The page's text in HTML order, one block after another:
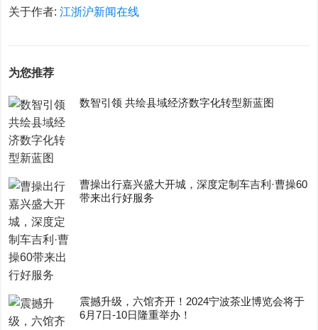
关于作者:江浙沪新闻在线
为您推荐
数智引领 共绘县域经济数字化转型新蓝图
曹操出行嘉兴盛大开城，深度定制车吉利·曹操60
带来出行好服务
震撼升级，六馆齐开！2024宁波茶业博览会将于
6月7日-10日隆重举办！